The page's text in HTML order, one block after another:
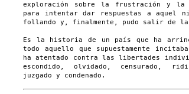
exploración sobre la frustración y la
para intentar dar respuestas a aquel
follando y, finalmente, pudo salir de la
Es la historia de un país que ha
todo aquello que supuestamente
ha atentado contra las libertades
escondido, olvidado, censurado,
juzgado y condenado.